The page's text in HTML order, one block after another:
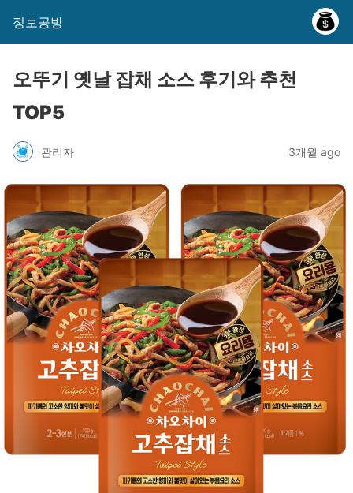
정보공방
오뚜기 옛날 잡채 소스 후기와 추천
TOP5
관리자 3개월 ago